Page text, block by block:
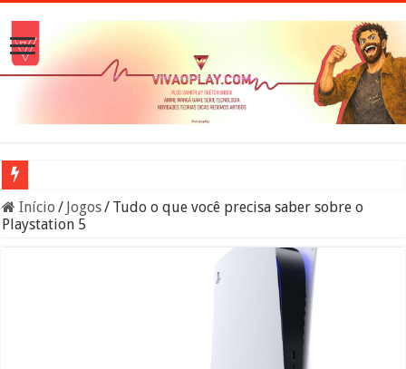
A verdade sobre os Namekuseijins – DRAGON BALL #News
Início / Jogos/ Tudo o que você precisa saber sobre o
Playstation 5